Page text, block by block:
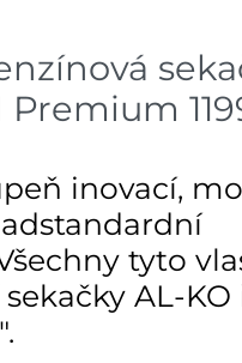
Premium
inovací,
tyto
AL-KO